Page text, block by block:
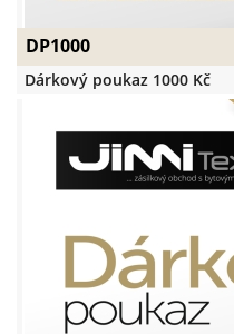
DP1000
Dárkový poukaz 1000 Kč